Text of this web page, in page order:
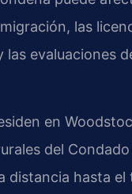
las
las evaluaciones
en
del
distancia hasta el